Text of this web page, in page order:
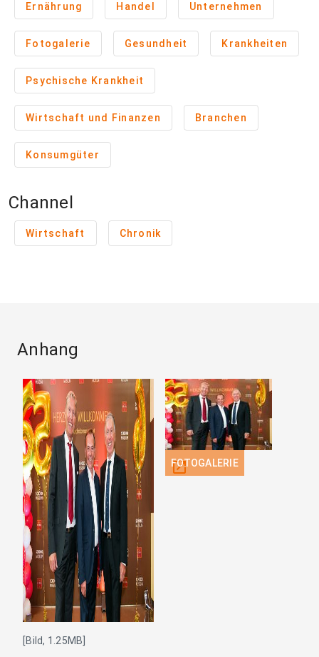
Ernährung Handel Unternehmen
Fotogalerie Gesundheit Krankheiten
Psychische Krankheit
Wirtschaft und Finanzen Branchen
Konsumgüter
Channel
Wirtschaft Chronik
Anhang
[Bild, 1.25MB]
FOTOGALERIE
open_in_new